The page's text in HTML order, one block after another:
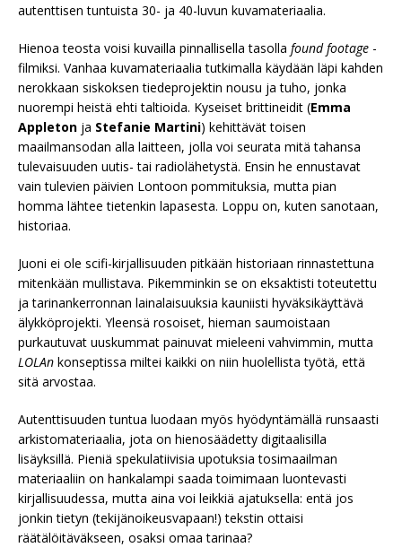
autenttisen tuntuista 30- ja 40-luvun kuvamateriaalia.
Hienoa teosta voisi kuvailla pinnallisella tasolla found footage -
filmiksi. Vanhaa kuvamateriaalia tutkimalla käydään läpi kahden
nerokkaan siskoksen tiedeprojektin nousu ja tuho, jonka
nuorempi heistä ehti taltioida. Kyseiset brittineidit (Emma
Appleton ja Stefanie Martini) kehittävät toisen
maailmansodan alla laitteen, jolla voi seurata mitä tahansa
tulevaisuuden uutis- tai radiolähetystä. Ensin he ennustavat
vain tulevien päivien Lontoon pommituksia, mutta pian
homma lähtee tietenkin lapasesta. Loppu on, kuten sanotaan,
historiaa.
Juoni ei ole scifi-kirjallisuuden pitkään historiaan rinnastettuna
mitenkään mullistava. Pikemminkin se on eksaktisti toteutettu
ja tarinankerronnan lainalaisuuksia kauniisti hyväksikäyttävä
älykköprojekti. Yleensä rosoiset, hieman saumoistaan
purkautuvat uuskummat painuvat mieleeni vahvimmin, mutta
LOLAn konseptissa miltei kaikki on niin huolellista työtä, että
sitä arvostaa.
Autenttisuuden tuntua luodaan myös hyödyntämällä runsaasti
arkistomateriaalia, jota on hienosäädetty digitaalisilla
lisäyksillä. Pieniä spekulatiivisia upotuksia tosimaailman
materiaaliin on hankalampi saada toimimaan luontevasti
kirjallisuudessa, mutta aina voi leikkiä ajatuksella: entä jos
jonkin tietyn (tekijänoikeusvapaan!) tekstin ottaisi
räätälöitäväkseen, osaksi omaa tarinaa?